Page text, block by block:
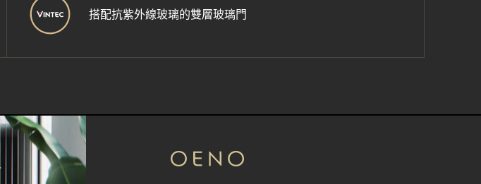
搭配抗紫外線玻璃的雙層玻璃門